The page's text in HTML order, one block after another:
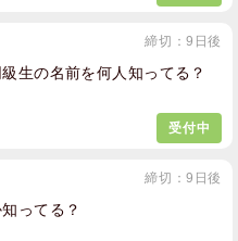
生の名前を何人知ってる？
締切：9日後
受付中
ってる？
締切：9日後